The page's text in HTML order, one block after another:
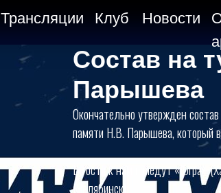
Трансляции Клуб Новости
Состав на
Парышева
Окончательно утвержден
памяти Н.В. Парышева, который
В гости к нам приедут «Югра»
(Челябинск).